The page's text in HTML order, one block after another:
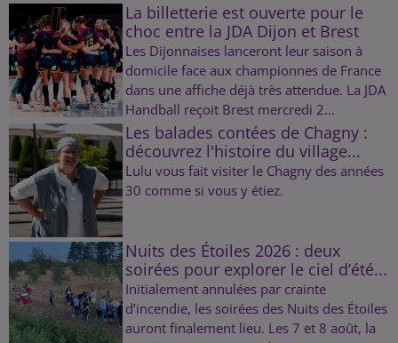
La billetterie est ouverte pour le
choc entre la JDA Dijon et Brest
Les Dijonnaises lanceront leur saison à
domicile face aux championnes de France
dans une affiche déjà très attendue. La JDA
Handball reçoit Brest mercredi 2...
Les balades contées de Chagny :
découvrez l'histoire du village...
Lulu vous fait visiter le Chagny des années
30 comme si vous y étiez.
Nuits des Étoiles 2026 : deux
soirées pour explorer le ciel d’été...
Initialement annulées par crainte
d’incendie, les soirées des Nuits des Étoiles
auront finalement lieu. Les 7 et 8 août, la